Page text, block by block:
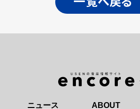
ニュース ABOUT